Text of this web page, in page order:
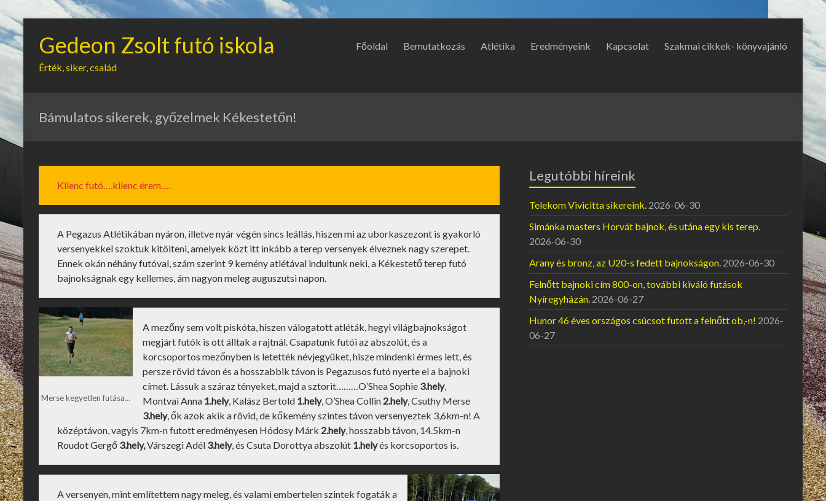
Gedeon Zsolt futó iskola
Érték, siker, család
Főoldal Bemutatkozás Atlétika Eredményeink Kapcsolat Szakmai cikkek- könyvajánló
Bámulatos sikerek, győzelmek Kékestetőn!
Kilenc futó….kilenc érem….
A Pegazus Atlétikában nyáron, illetve nyár végén sincs leállás, hiszen mi az uborkaszezont is gyakorló
versenyekkel szoktuk kitölteni, amelyek közt itt inkább a terep versenyek élveznek nagy szerepet.
Ennek okán néhány futóval, szám szerint 9 kemény atlétával indultunk neki, a Kékestető terep futó
bajnokságnak egy kellemes, ám nagyon meleg auguszutsi napon.
Merse kegyetlen futása…
A mezőny sem volt piskóta, hiszen válogatott atléták, hegyi világbajnokságot
megjárt futók is ott álltak a rajtnál. Csapatunk futói az abszolút, és a
korcsoportos mezőnyben is letették névjegyüket, hisze mindenki érmes lett, és
persze rövid távon és a hosszabbik távon is Pegazusos futó nyerte el a bajnoki
címet. Lássuk a száraz tényeket, majd a sztorit………O’Shea Sophie 3.hely,
Montvai Anna 1.hely, Kalász Bertold 1.hely, O’Shea Collin 2.hely, Csuthy Merse
3.hely, ők azok akik a rövid, de kőkemény szintes távon versenyeztek 3,6km-n! A
középtávon, vagyis 7km-n futott eredményesen Hódosy Márk 2.hely, hosszabb távon, 14.5km-n
Roudot Gergő 3.hely,Várszegi Adél 3.hely, és Csuta Dorottya abszolút 1.helyés korcsoportos is.
A versenyen, mint említettem nagy meleg, és valami embertelen szintek fogaták a
Legutóbbi híreink
Telekom Vivicitta sikereink. 2026-06-30
Simánka masters Horvát bajnok, és utána egy kis terep.
2026-06-30
Arany és bronz, az U20-s fedett bajnokságon. 2026-06-30
Felnőtt bajnoki cím 800-on, további kiváló futások
Nyíregyházán. 2026-06-27
Hunor 46 éves országos csúcsot futott a felnőtt ob,-n! 2026-
06-27